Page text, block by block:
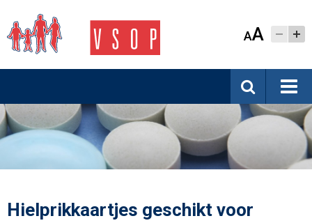
AA
Hielprikkaartjes geschikt voor